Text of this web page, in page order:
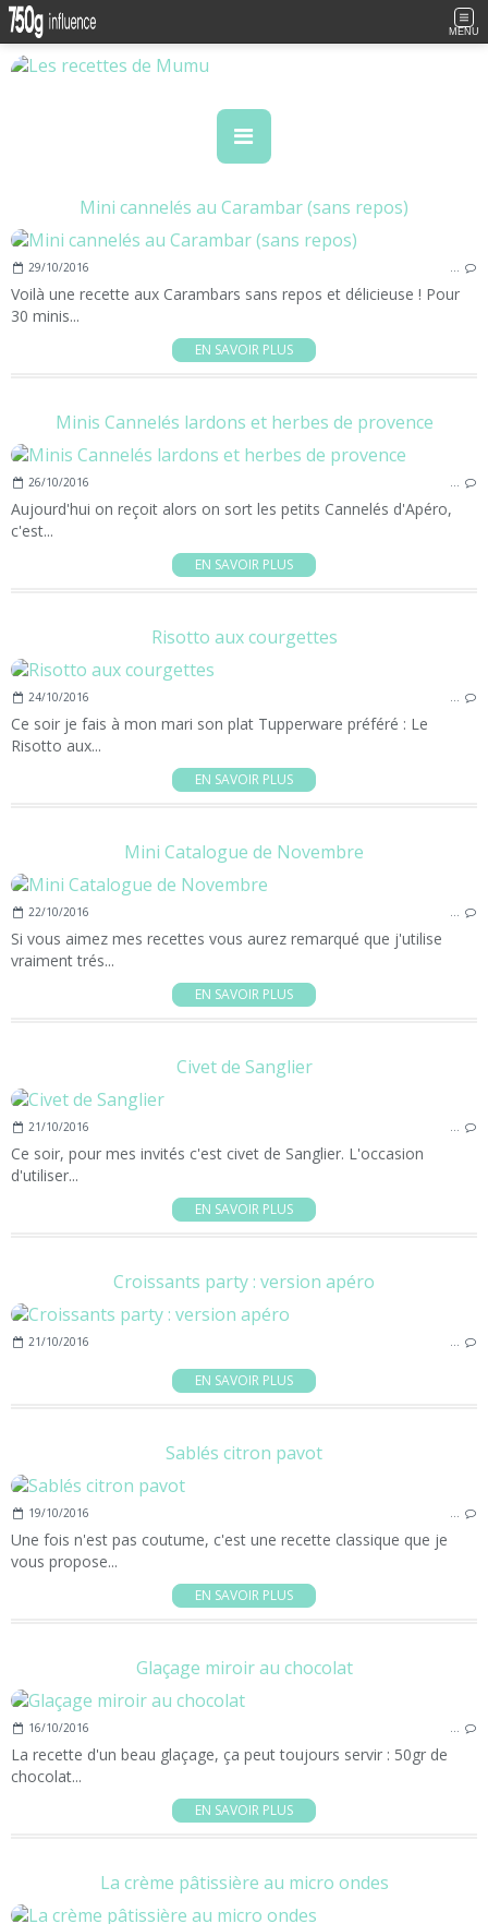
MENU
Mini cannelés au Carambar (sans repos)
29/10/2016 …
Voilà une recette aux Carambars sans repos et délicieuse ! Pour
30 minis...
EN SAVOIR PLUS
Minis Cannelés lardons et herbes de provence
26/10/2016 …
Aujourd'hui on reçoit alors on sort les petits Cannelés d'Apéro,
c'est...
EN SAVOIR PLUS
Risotto aux courgettes
24/10/2016 …
Ce soir je fais à mon mari son plat Tupperware préféré : Le
Risotto aux...
EN SAVOIR PLUS
Mini Catalogue de Novembre
22/10/2016 …
Si vous aimez mes recettes vous aurez remarqué que j'utilise
vraiment trés...
EN SAVOIR PLUS
Civet de Sanglier
21/10/2016 …
Ce soir, pour mes invités c'est civet de Sanglier. L'occasion
d'utiliser...
EN SAVOIR PLUS
Croissants party : version apéro
21/10/2016 …
EN SAVOIR PLUS
Sablés citron pavot
19/10/2016 …
Une fois n'est pas coutume, c'est une recette classique que je
vous propose...
EN SAVOIR PLUS
Glaçage miroir au chocolat
16/10/2016 …
La recette d'un beau glaçage, ça peut toujours servir : 50gr de
chocolat...
EN SAVOIR PLUS
La crème pâtissière au micro ondes